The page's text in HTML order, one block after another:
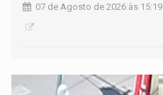
07 de Agosto de 2026 às 15:19